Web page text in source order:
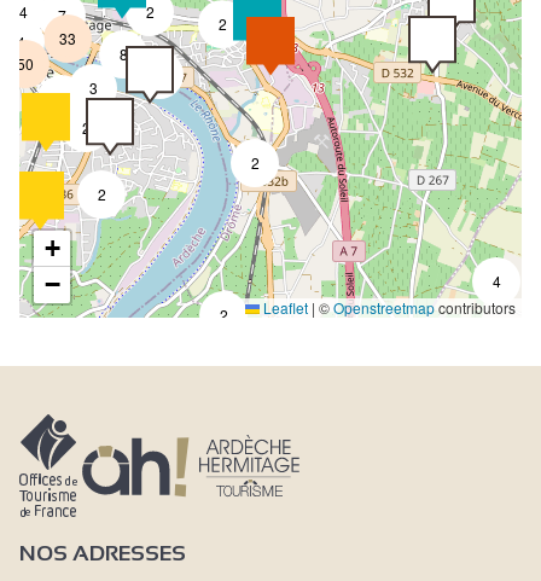
4
2
2
2
2
2
2
8
4
4
7
2
3
50
33
+
−
Leaflet | ©Openstreetmapcontributors
NOS ADRESSES